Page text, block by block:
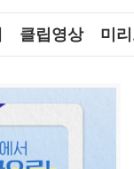
클립영상 미